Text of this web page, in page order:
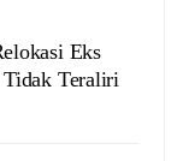
Eks
Teraliri